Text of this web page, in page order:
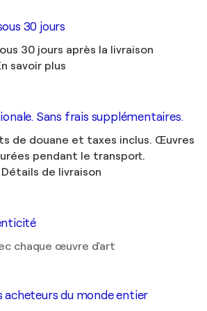
30 jours
30 jours après la livraison
savoir plus
Sans frais supplémentaires.
de douane et taxes inclus. Œuvres
pendant le transport.
Détails de livraison
chaque œuvre d'art
acheteurs du monde entier